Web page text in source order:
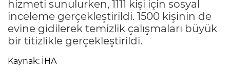
hizmeti sunulurken, 1111 kişi için sosyal
inceleme gerçekleştirildi. 1500 kişinin de
evine gidilerek temizlik çalışmaları büyük
bir titizlikle gerçekleştirildi.
Kaynak: İHA